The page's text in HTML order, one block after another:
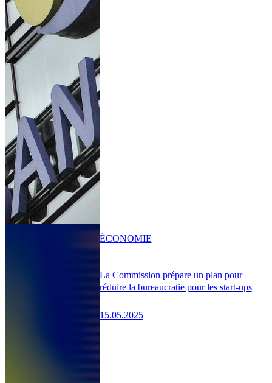
La Commission prépare un plan pour
réduire la bureaucratie pour les start-ups
15.05.2025
ÉCONOMIE